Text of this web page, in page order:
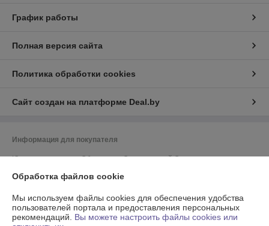
График работы
Полная версия сайта
Политика обработки cookies
Сайт создан на платформе Deal.by
Информация для покупателя
Юридическое лицо:Общество с Ограниченной Ответственностью
Республика Беларусь, 220055, г. Минск, ул. Каменногорская, д. 47, пом.
Регистрационный номер ЕГР: 194002114
УНП: 194002114
Обработка файлов cookie
Мы используем файлы cookies для обеспечения удобства
пользователей портала и предоставления персональных
рекомендаций. Вы можете настроить файлы cookies или